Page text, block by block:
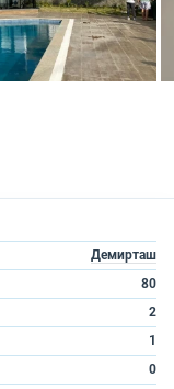
Демирташ
80
2
1
0